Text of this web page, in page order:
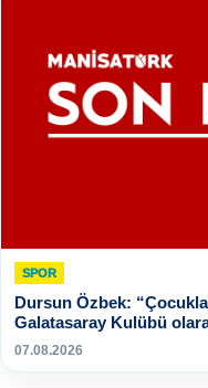
SPOR
Dursun Özbek:
Galatasaray Kulübü
07.08.2026